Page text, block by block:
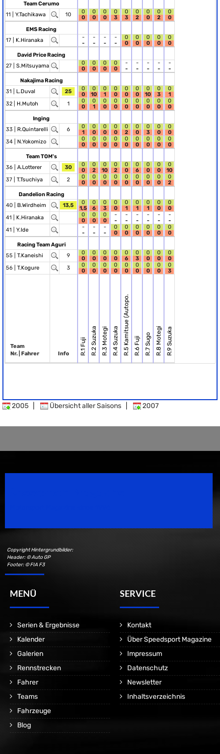
Team Cerumo
11 | Y.Tachikawa 10
0
0
0
0
0
0
0
3
0
3
0
2
0
0
0
2
0
0
EMS Racing
17 | K.Hiranaka
-
-
-
-
-
-
-
-
0
0
0
0
0
0
0
0
0
0
David Price Racing
27 | S.Mitsuyama
0
0
0
0
0
0
0
0
-
-
-
-
-
-
-
-
-
-
Nakajima Racing
31 | L.Duval 25
0
0
0
10
0
1
0
0
0
0
0
0
0
10
0
3
0
1
32 | H.Mutoh 1
0
0
0
1
0
0
0
0
0
0
0
0
0
0
0
0
0
0
Inging
33 | R.Quintarelli 6
0
1
0
0
0
0
0
0
0
2
0
0
0
3
0
0
0
0
34 | N.Yokomizo
0
0
0
0
0
0
0
0
0
0
0
0
0
0
0
0
0
0
Team TOM's
36 | A.Lotterer 30
0
0
0
2
0
10
0
2
0
0
0
6
0
0
0
0
0
10
37 | T.Tsuchiya 2
0
0
0
0
0
0
0
0
0
0
0
0
0
0
0
0
0
2
Dandelion Racing
40 | B.Wirdheim 13,5
0
1,5
0
6
0
3
0
0
0
1
0
1
0
1
0
0
0
0
41 | K.Hiranaka
0
0
0
0
0
0
-
-
-
-
-
-
-
-
-
-
-
-
41 | Y.Ide
-
-
-
-
-
-
0
0
0
0
0
0
0
0
0
0
0
0
Racing Team Aguri
55 | T.Kaneishi 9
0
0
0
0
0
0
0
0
0
6
0
3
0
0
0
0
0
0
56 | T.Kogure 3
0
0
0
0
0
0
0
0
0
0
0
0
0
0
0
0
0
3
Team
Nr. | Fahrer
Info R.1 Fuji R.2 Suzuka R.3 MotegiR.4 SuzukaR.5 Kamitsue (Autopo. R.6 Fuji R.7 Sugo R.8 MotegiR.9 Suzuka
2005 Übersicht aller Saisons 2007
Copyright Hintergrundbilder:
Header: © Auto GP
Footer: © FIA F3
MENÜ
Serien & Ergebnisse
Kalender
Galerien
Rennstrecken
Fahrer
Teams
Fahrzeuge
Blog
SERVICE
Kontakt
Über Speedsport Magazine
Impressum
Datenschutz
Newsletter
Inhaltsverzeichnis